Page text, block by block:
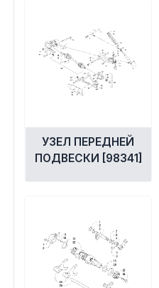
УЗЕЛ ПЕРЕДНЕЙ
ПОДВЕСКИ [98341]